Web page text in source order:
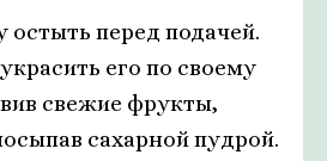
остыть перед подачей.
его по своему
свежие фрукты,
сахарной пудрой.